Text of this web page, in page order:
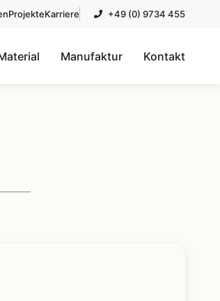
ProjekteKarriere +49 (0) 9734 455
Manufaktur Kontakt